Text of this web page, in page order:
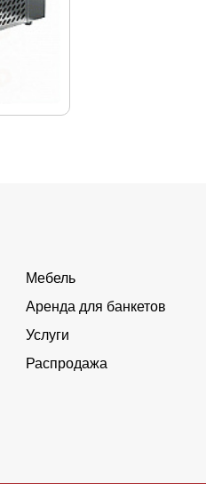
Мебель
Аренда для банкетов
Услуги
Распродажа